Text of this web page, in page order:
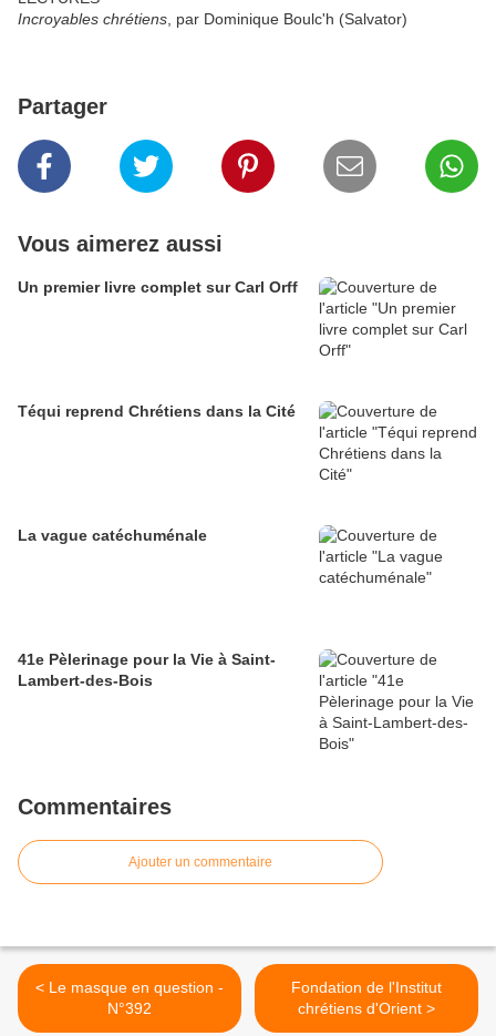
Incroyables chrétiens , par Dominique Boulc'h (Salvator)
Partager
Vous aimerez aussi
Un premier livre complet sur Carl Orff
Téqui reprend Chrétiens dans la Cité
La vague catéchuménale
41e Pèlerinage pour la Vie à Saint-
Lambert-des-Bois
Commentaires
Ajouter un commentaire
< Le masque en question -
N°392
Fondation de l'Institut
chrétiens d'Orient >